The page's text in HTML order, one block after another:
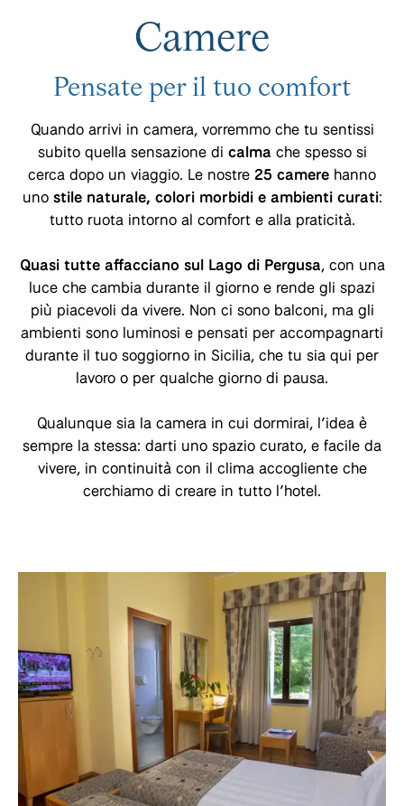
Camere
Pensate per il tuo comfort
Quando arrivi in camera, vorremmo che tu sentissi
subito quella sensazione di calma che spesso si
cerca dopo un viaggio. Le nostre 25 camere hanno
uno stile naturale, colori morbidi e ambienti curati:
tutto ruota intorno al comfort e alla praticità.
Quasi tutte affacciano sul Lago di Pergusa, con una
luce che cambia durante il giorno e rende gli spazi
più piacevoli da vivere. Non ci sono balconi, ma gli
ambienti sono luminosi e pensati per accompagnarti
durante il tuo soggiorno in Sicilia, che tu sia qui per
lavoro o per qualche giorno di pausa.
Qualunque sia la camera in cui dormirai, l’idea è
sempre la stessa: darti uno spazio curato, e facile da
vivere, in continuità con il clima accogliente che
cerchiamo di creare in tutto l’hotel.